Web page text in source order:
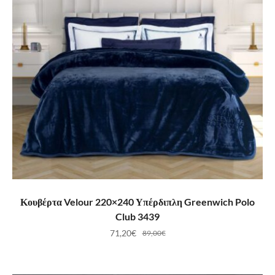
ΠΡΟΣΘΉΚΗ ΣΤΟ ΚΑΛΆΘΙ
Κουβέρτα Velour 220×240 Υπέρδιπλη Greenwich Polo
Club 3439
89,00€
71,20€